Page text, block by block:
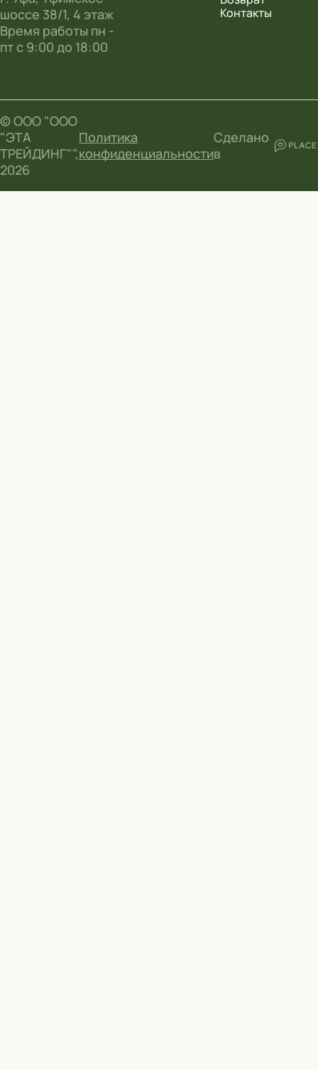
шоссе 38/1, 4 этаж
Время работы пн -
пт с 9:00 до 18:00
Контакты
© ООО "ООО
"ЭТА
ТРЕЙДИНГ"",
2026
Политика
конфиденциальности
Сделано
в